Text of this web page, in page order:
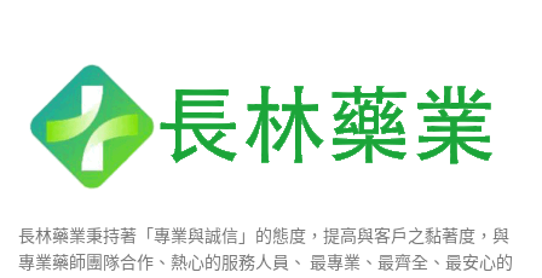
長林藥業秉持著「專業與誠信」的態度，提高與客戶之黏著度，與
專業藥師團隊合作、熱心的服務人員、 最專業、最齊全、最安心的